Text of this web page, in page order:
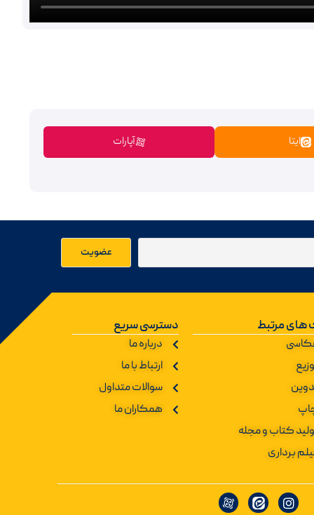
ایتا آپارات
های مرتبط
کتاب و مجله
برداری
دسترسی سریع
درباره ما
ارتباط با ما
سوالات متداول
همکاران ما